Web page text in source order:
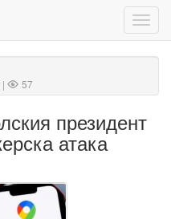
57
президент
атака